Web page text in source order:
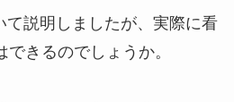
て説明しましたが、実際に看
きるのでしょうか。